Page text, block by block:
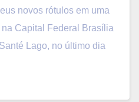
novos rótulos em uma
Capital Federal Brasília
Lago, no último dia